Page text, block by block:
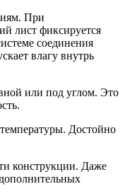
При
лист фиксируется
соединения
влагу внутрь
или под углом. Это
Достойно
конструкции. Даже